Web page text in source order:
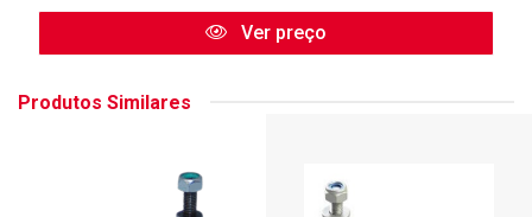
Ver preço
Produtos Similares